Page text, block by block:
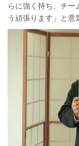
らに強く持ち、チー
う頑張ります」と意